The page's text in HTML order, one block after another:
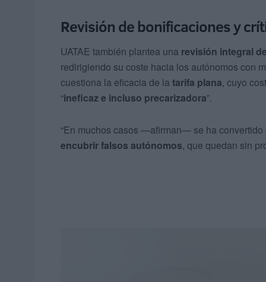
Revisión de bonificaciones y
UATAE también plantea una revisión integral
redirigiendo su coste hacia los autónomos con
cuestiona la eficacia de la tarifa plana, cuyo
“ineficaz e incluso precarizadora”.
“En muchos casos —afirman— se ha
encubrir falsos autónomos, que quedan sin